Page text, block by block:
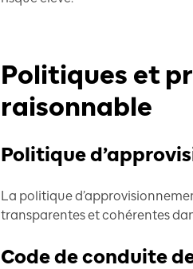
Politiques et
raisonnable
Politique
La politique
transparentes et cohérentes
Code de conduite